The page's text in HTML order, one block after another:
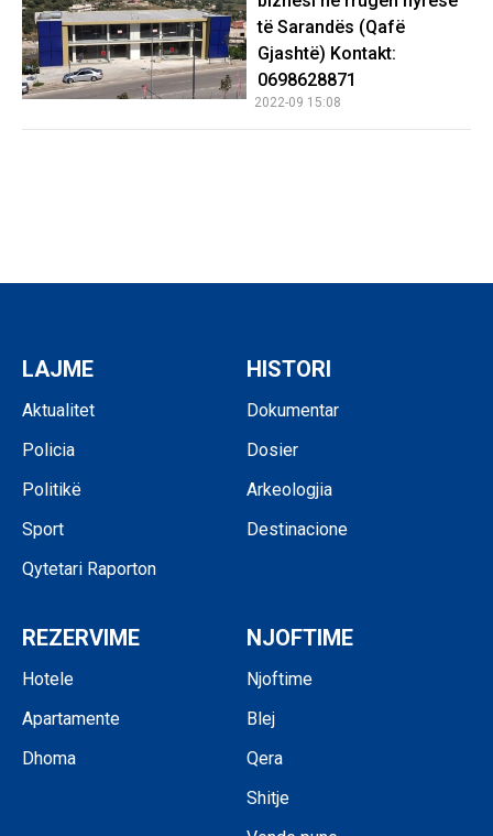
të Sarandës (Qafë
Gjashtë) Kontakt:
0698628871
2022-09 15:08
LAJME
Aktualitet
Policia
Politikë
Sport
Qytetari Raporton
HISTORI
Dokumentar
Dosier
Arkeologjia
Destinacione
REZERVIME
Hotele
Apartamente
Dhoma
NJOFTIME
Njoftime
Blej
Qera
Shitje